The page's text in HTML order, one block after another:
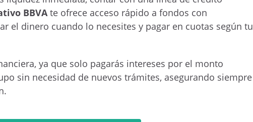
BBVA te ofrece acceso rápido a fondos con
el dinero cuando lo necesites y pagar en cuotas según tu
ya que solo pagarás intereses por el monto
sin necesidad de nuevos trámites, asegurando siempre